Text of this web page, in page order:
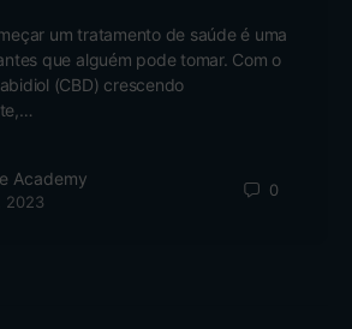
um tratamento de saúde é uma
que alguém pode tomar. Com o
(CBD) crescendo
Academy
2023
0